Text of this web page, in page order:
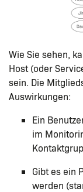
Wie Sie sehen,
Host (oder
sein. Die
Auswirkungen:
Ein
im
Gibt es ein
werden